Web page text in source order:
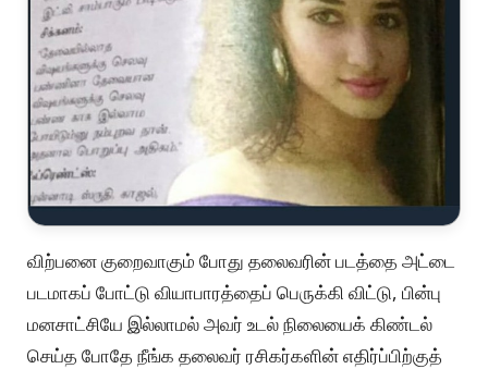
விற்பனை குறைவாகும் போது தலைவரின் படத்தை அட்டை
படமாகப் போட்டு வியாபாரத்தைப் பெருக்கி விட்டு, பின்பு
மனசாட்சியே இல்லாமல் அவர் உடல் நிலையைக் கிண்டல்
செய்த போதே நீங்க தலைவர் ரசிகர்களின் எதிர்ப்பிற்குத்